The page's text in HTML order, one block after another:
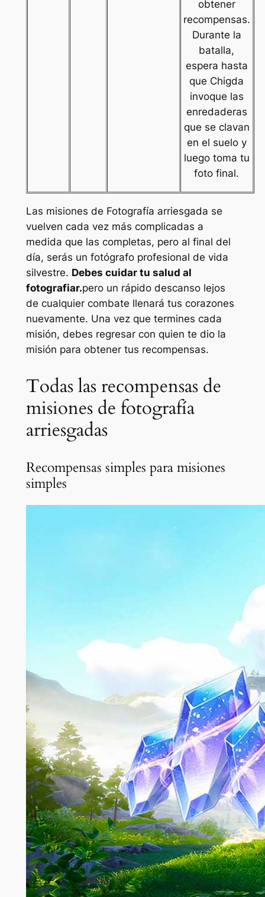
obtener
recompensas.
Durante la
batalla,
espera hasta
que Chigda
invoque las
enredaderas
que se clavan
en el suelo y
luego toma tu
foto final.
Las misiones de Fotografía arriesgada se
vuelven cada vez más complicadas a
medida que las completas, pero al final del
día, serás un fotógrafo profesional de vida
silvestre. Debes cuidar tu salud al
fotografiar.pero un rápido descanso lejos
de cualquier combate llenará tus corazones
nuevamente. Una vez que termines cada
misión, debes regresar con quien te dio la
misión para obtener tus recompensas.
Todas las recompensas de
misiones de fotografía
arriesgadas
Recompensas simples para misiones
simples